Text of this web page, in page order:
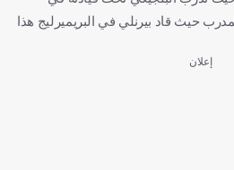
حيث قاد بيرنلي في البريميرليج هذا
إعلان